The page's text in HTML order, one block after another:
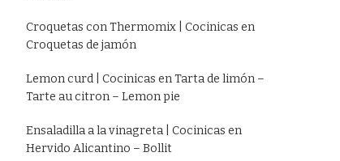
Croquetas con Thermomix | Cocinicas en
Croquetas de jamón
Lemon curd | Cocinicas enTarta de limón –
Tarte au citron – Lemon pie
Ensaladilla a la vinagreta | Cocinicas en
Hervido Alicantino – Bollit